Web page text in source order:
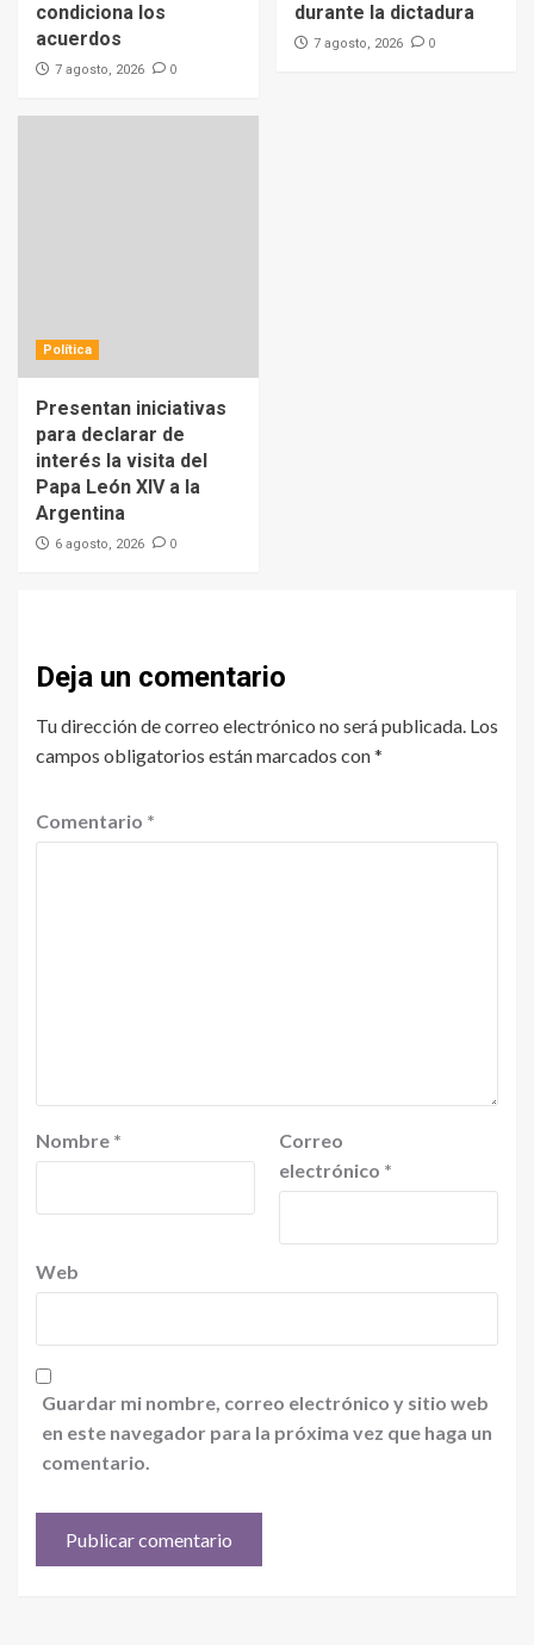
condiciona los
acuerdos
7 agosto, 2026 0
durante la dictadura
7 agosto, 2026 0
Política
Presentan iniciativas
para declarar de
interés la visita del
Papa León XIV a la
Argentina
6 agosto, 2026 0
Deja un comentario
Tu dirección de correo electrónico no será publicada. Los
campos obligatorios están marcados con*
Comentario *
Nombre *
Correo
electrónico *
Web
Guardar mi nombre, correo electrónico y sitio web
en este navegador para la próxima vez que haga un
comentario.